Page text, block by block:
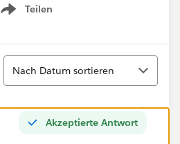
Teilen
Show menu
Sortieren
Nach Datum sortieren
Akzeptierte Antwort